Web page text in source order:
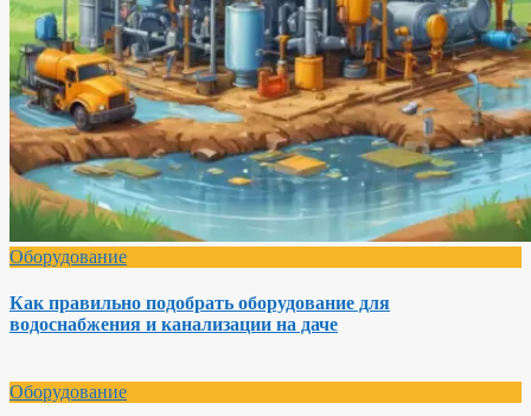
Оборудование
Как правильно подобрать оборудование для
водоснабжения и канализации на даче
Оборудование